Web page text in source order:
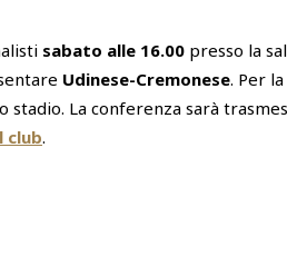
sabato alle 16.00 presso la
Udinese-Cremonese. Per la
La conferenza sarà
club.